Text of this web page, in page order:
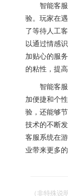
智能客服
验。玩家在
了等待人工
以通过情感
加贴心的服
的粘性，提
智能客服
加便捷和个
验，还能够
技术的不断
客服系统在
业带来更多
（非特殊